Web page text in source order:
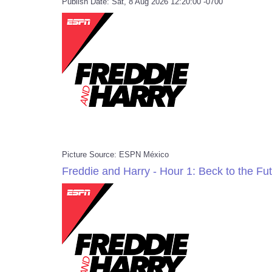
Picture Source: ESPN México
Freddie and Harry - Hour 1: Beck to the